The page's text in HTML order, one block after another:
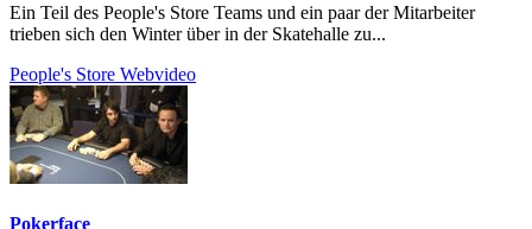
Ein Teil des People's Store Teams und ein paar der Mitarbeiter
trieben sich den Winter über in der Skatehalle zu...
People's Store Webvideo
Pokerface